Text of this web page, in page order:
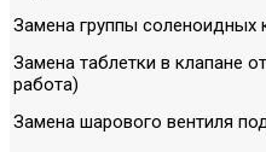
Замена группы соленоидных
Замена таблетки в клапане
работа)
Замена шарового вентиля